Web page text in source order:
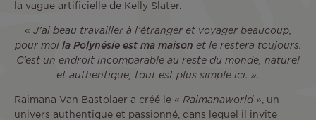
la vague artificielle de Kelly Slater.
« J’ai beau travailler à l’étranger et voyager beaucoup,
pour moi la Polynésie est ma maison et le restera toujours.
C’est un endroit incomparable au reste du monde, naturel
et authentique, tout est plus simple ici. ».
Raimana Van Bastolaer a créé le « Raimanaworld », un
univers authentique et passionné, dans lequel il invite